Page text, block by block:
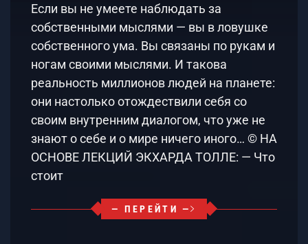
Если вы не умеете наблюдать за
собственными мыслями — вы в ловушке
собственного ума. Вы связаны по рукам и
ногам своими мыслями. И такова
реальность миллионов людей на планете:
они настолько отождествили себя со
своим внутренним диалогом, что уже не
знают о себе и о мире ничего иного… © НА
ОСНОВЕ ЛЕКЦИЙ ЭКХАРДА ТОЛЛЕ: — Что
стоит
— ПЕРЕЙТИ —